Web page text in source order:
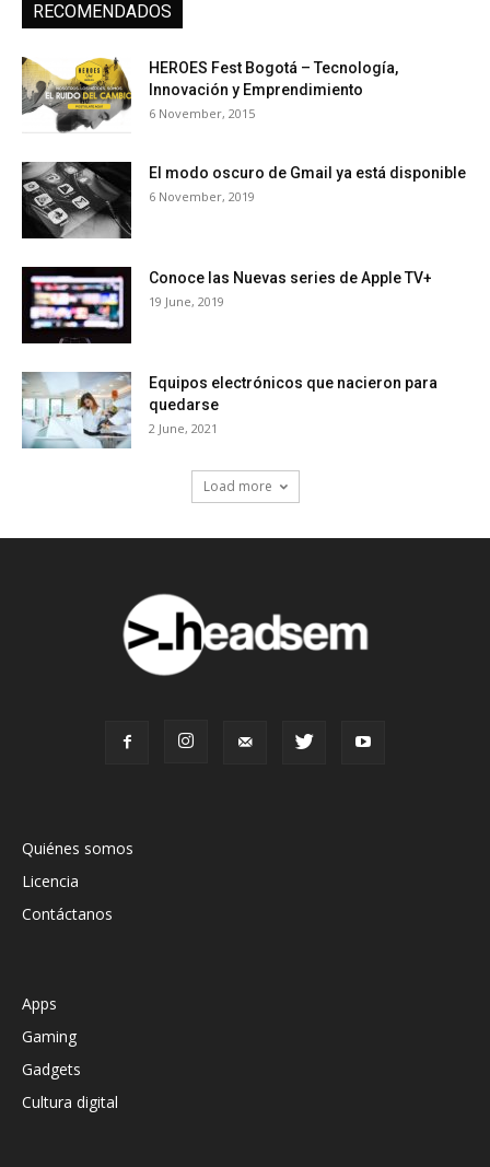
RECOMENDADOS
HEROES Fest Bogotá – Tecnología,
Innovación y Emprendimiento
6 November, 2015
El modo oscuro de Gmail ya está disponible
6 November, 2019
Conoce las Nuevas series de Apple TV+
19 June, 2019
Equipos electrónicos que nacieron para
quedarse
2 June, 2021
Load more
Quiénes somos
Licencia
Contáctanos
Apps
Gaming
Gadgets
Cultura digital